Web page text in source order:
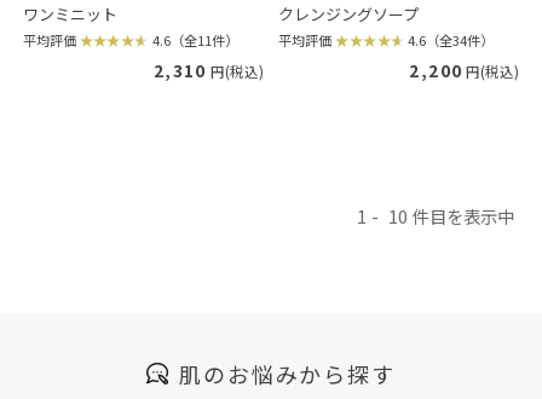
ワンミニット
平均評価 4.6（全11件）
2,310 円(税込)
クレンジングソープ
平均評価 4.6（全34件）
2,200 円(税込)
1 10
肌のお悩みから探す